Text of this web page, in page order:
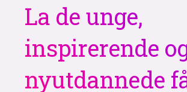
La de unge,
inspirerende
nyutdannede